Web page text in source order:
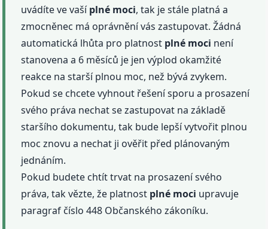
uvádíte ve vašíplné moci, tak je stále platná a
zmocněnec má oprávnění vás zastupovat. Žádná
automatická lhůta pro platnost plné moci není
stanovena a 6 měsíců je jen výplod okamžité
reakce na starší plnou moc, než bývá zvykem.
Pokud se chcete vyhnout řešení sporu a prosazení
svého práva nechat se zastupovat na základě
staršího dokumentu, tak bude lepší vytvořit plnou
moc znovu a nechat ji ověřit před plánovaným
jednáním.
Pokud budete chtít trvat na prosazení svého
práva, tak vězte, že platnost plné moci upravuje
paragraf číslo 448 Občanského zákoníku.